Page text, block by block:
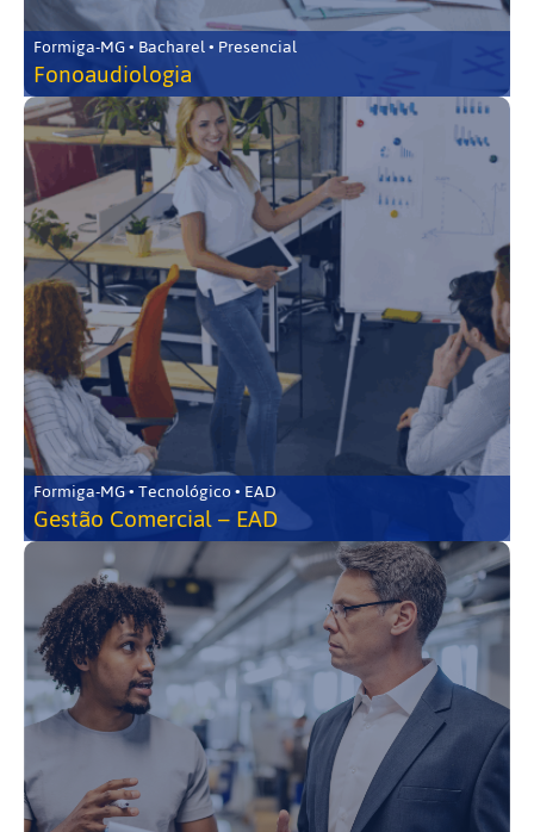
Formiga-MG • Bacharel • Presencial
Fonoaudiologia
Formiga-MG • Tecnológico • EAD
Gestão Comercial – EAD